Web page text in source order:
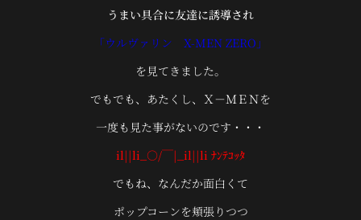
うまい具合に友達に誘導され
「ウルヴァリン X-MEN ZERO」
を見てきました。
でもでも、あたくし、Ｘ－ＭＥＮを
一度も見た事がないのです・・・
il||li_○/￣|_il||li ﾅﾝﾃｺｯﾀ
でもね、なんだか面白くて
ポップコーンを頬張りつつ